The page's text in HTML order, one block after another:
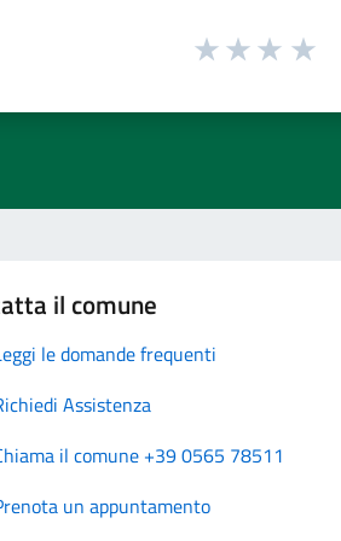
il comune
le domande frequenti
Assistenza
il comune +39 0565 78511
un appuntamento